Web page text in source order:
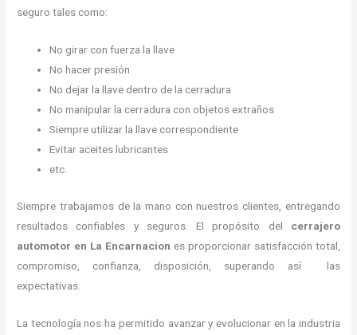
seguro tales como:
No girar con fuerza la llave
No hacer presión
No dejar la llave dentro de la cerradura
No manipular la cerradura con objetos extraños
Siempre utilizar la llave correspondiente
Evitar aceites lubricantes
etc.
Siempre trabajamos de la mano con nuestros clientes, entregando
resultados confiables y seguros. El propósito del cerrajero
automotor en La Encarnacion es proporcionar satisfacción total,
compromiso, confianza, disposición, superando así las
expectativas.
La tecnología nos ha permitido avanzar y evolucionar en la industria